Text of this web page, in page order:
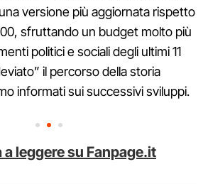
versione più aggiornata rispetto
sfruttando un budget molto più
politici e sociali degli ultimi 11
il percorso della storia
informati sui successivi sviluppi.
leggere su Fanpage.it